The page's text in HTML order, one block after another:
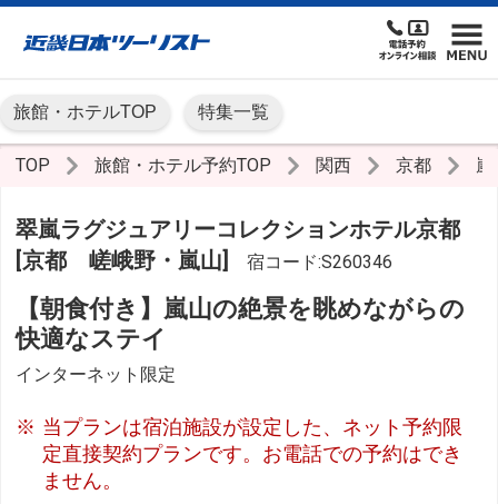
旅館・ホテルTOP 特集一覧
TOP 旅館・ホテル予約TOP 関西 京都
翠嵐ラグジュアリーコレクションホテル京都
[京都 嵯峨野・嵐山]
宿コード:S260346
【朝食付き】嵐山の絶景を眺めながらの
快適なステイ
インターネット限定
当プランは宿泊施設が設定した、ネット予約限
定直接契約プランです。お電話での予約はでき
ません。